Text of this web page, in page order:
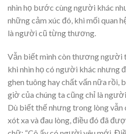
nhìn họ bước cùng người khác
những cảm xúc đó, khi mối quan
là người cũ từng thương.
Vẫn biết mình còn thương người
khi nhìn họ có người khác nhưng
ghen tuông hay chất vấn nữa rồi,
giờ của chúng ta cũng chỉ là
Dù biết thế nhưng trong lòng vẫn
xót xa và đau lòng, điều đó đã